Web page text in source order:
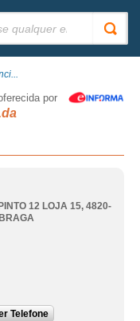
por
12 LOJA 15, 4820-
BRAGA
Telefone